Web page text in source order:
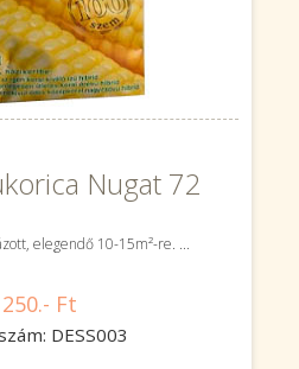
Nugat 72
elegendő 10-15m²-re. ...
Ft
DESS003